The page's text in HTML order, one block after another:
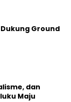
Ground
dan
Maju